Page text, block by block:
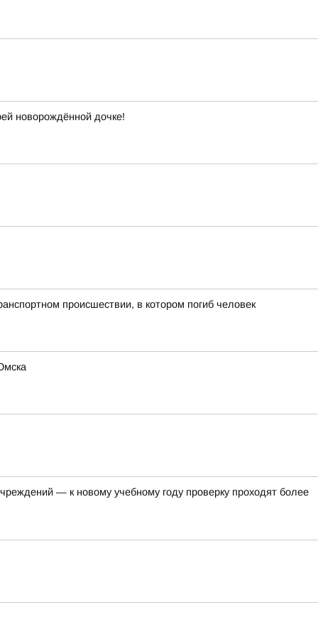
новорождённой дочке!
происшествии, в котором погиб человек
— к новому учебному году проверку проходят более